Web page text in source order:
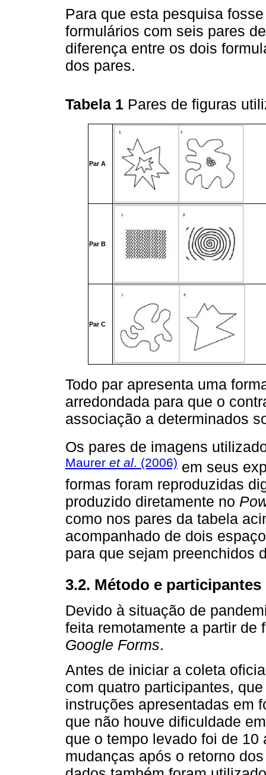
Para que esta pesquisa
formulários com seis pares
diferença entre os dois
dos pares.
Tabela 1 Pares de figuras
Par A
Par B
Par C
Todo par apresenta uma
arredondada para que o
associação a determinados
Os pares de imagens
Maurer et al. (2006) em seus
formas foram reproduzidas
produzido diretamente no
como nos pares da tabela
acompanhado de dois
para que sejam preenchidos
3.2. Método e participantes
Devido à situação de
feita remotamente a partir de
Google Forms.
Antes de iniciar a coleta
com quatro participantes,
instruções apresentadas em
que não houve dificuldade
que o tempo levado foi de
mudanças após o retorno